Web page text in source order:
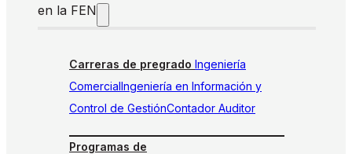
en la FEN
Carreras de pregrado Ingeniería
ComercialIngeniería en Información y
Control de GestiónContador Auditor
Programas de